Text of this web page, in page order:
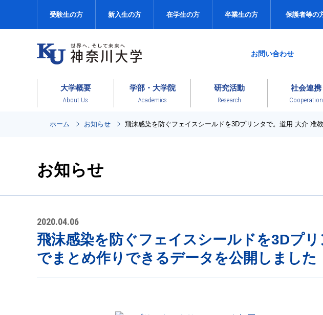
受験生の方 新入生の方 在学生の方 卒業生の方 保護者等の
お問い合わせ
大学概要
About Us
学部・大学院
Academics
研究活動
Research
社会連携
Cooperation
ホーム お知らせ 飛沫感染を防ぐフェイスシールドを3Dプリンタで。道用 大介 准
お知らせ
2020.04.06
飛沫感染を防ぐフェイスシールドを3Dプ
でまとめ作りできるデータを公開しました